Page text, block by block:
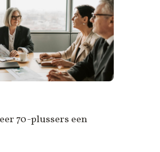
70-plussers een